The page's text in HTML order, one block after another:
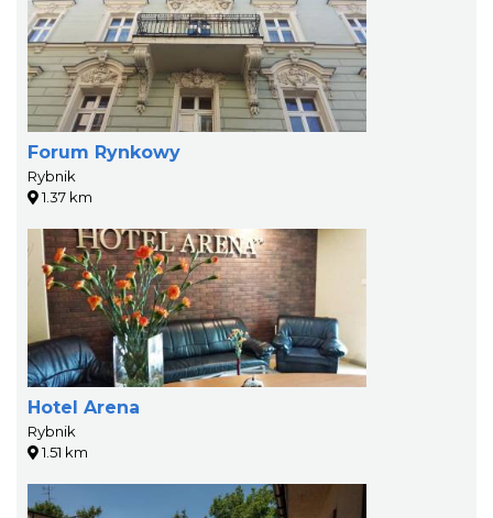
Forum Rynkowy
Rybnik
1.37 km
Hotel Arena
Rybnik
1.51 km